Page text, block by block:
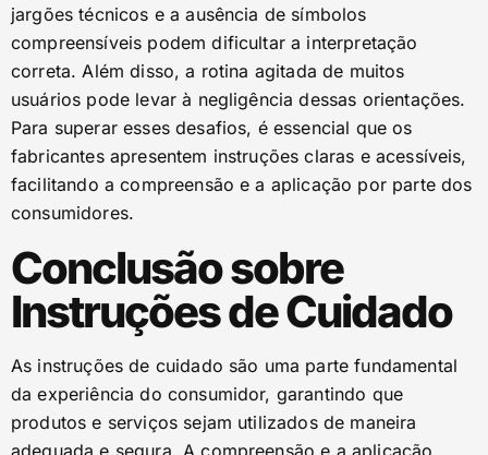
jargões técnicos e a ausência de símbolos
compreensíveis podem dificultar a interpretação
correta. Além disso, a rotina agitada de muitos
usuários pode levar à negligência dessas orientações.
Para superar esses desafios, é essencial que os
fabricantes apresentem instruções claras e acessíveis,
facilitando a compreensão e a aplicação por parte dos
consumidores.
Conclusão sobre
Instruções de Cuidado
As instruções de cuidado são uma parte fundamental
da experiência do consumidor, garantindo que
produtos e serviços sejam utilizados de maneira
adequada e segura. A compreensão e a aplicação